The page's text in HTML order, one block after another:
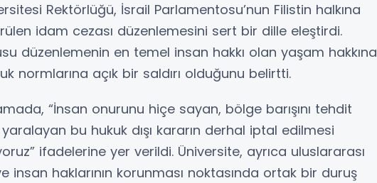
Rektörlüğü, İsrail Parlamentosu’nun Filistin halkına
idam cezası düzenlemesini sert bir dille eleştirdi.
düzenlemenin en temel insan hakkı olan yaşam hakkına
normlarına açık bir saldırı olduğunu belirtti.
“İnsan onurunu hiçe sayan, bölge barışını tehdit
bu hukuk dışı kararın derhal iptal edilmesi
ifadelerine yer verildi. Üniversite, ayrıca uluslararası
insan haklarının korunması noktasında ortak bir duruş